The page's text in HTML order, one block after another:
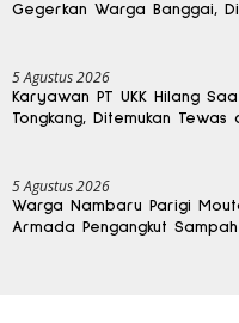
Gegerkan Warga Banggai,
5 Agustus 2026
Karyawan PT UKK Hilang
Tongkang, Ditemukan Tewas
5 Agustus 2026
Warga Nambaru Parigi
Armada Pengangkut